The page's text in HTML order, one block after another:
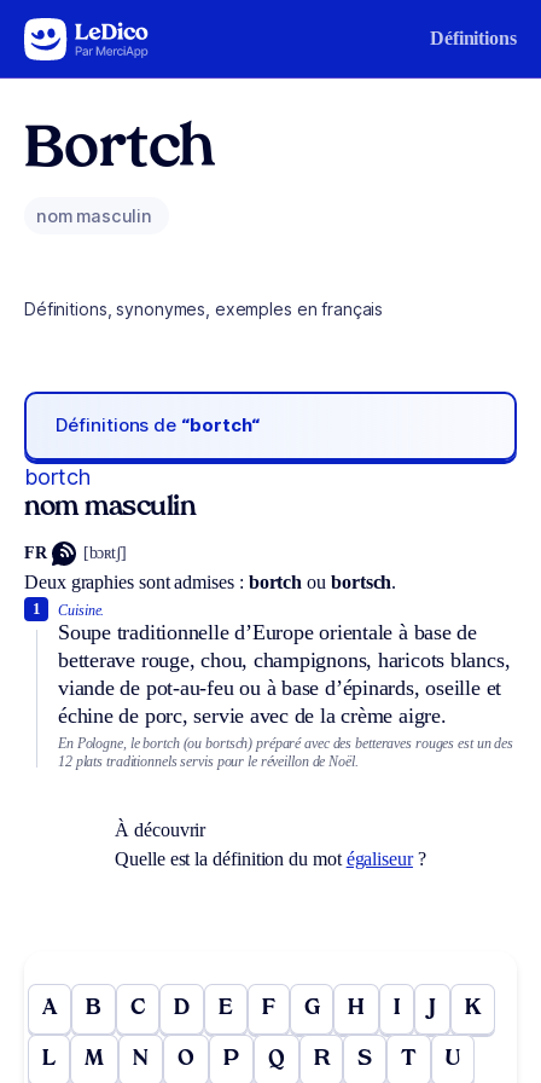
Aller au contenu Définitions
Bortch
nom masculin
Définitions, synonymes, exemples en français
Définitions de “bortch“
bortch
nom masculin
FR [bɔʀtʃ]
Deux graphies sont admises : bortch ou bortsch.
Cuisine.
Soupe traditionnelle d’Europe orientale à base de
betterave rouge, chou, champignons, haricots blancs,
viande de pot-au-feu ou à base d’épinards, oseille et
échine de porc, servie avec de la crème aigre.
1
En Pologne, le bortch (ou bortsch) préparé avec des betteraves rouges est un des
12 plats traditionnels servis pour le réveillon de Noël.
À découvrir
Quelle est la définition du mot égaliseur?
A B C D E F G H I J K
L M N O P Q R S T U